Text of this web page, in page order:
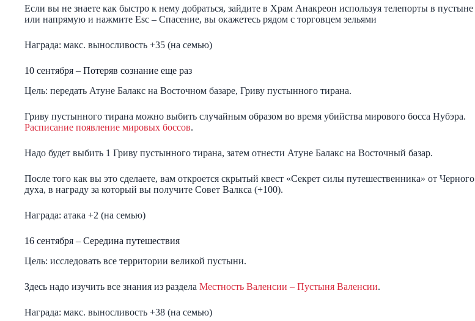
Если вы не знаете как быстро к нему добраться, зайдите в Храм Анакреон используя телепорты в пустыне
или напрямую и нажмите Esc – Спасение, вы окажетесь рядом с торговцем зельями
Награда: макс. выносливость +35 (на семью)
10 сентября – Потеряв сознание еще раз
Цель: передать Атуне Балакс на Восточном базаре, Гриву пустынного тирана.
Гриву пустынного тирана можно выбить случайным образом во время убийства мирового босса Нубэра.
Расписание появление мировых боссов.
Надо будет выбить 1 Гриву пустынного тирана, затем отнести Атуне Балакс на Восточный базар.
После того как вы это сделаете, вам откроется скрытый квест «Секрет силы путешественника» от Черного
духа, в награду за который вы получите Совет Валкса (+100).
Награда: атака +2 (на семью)
16 сентября – Середина путешествия
Цель: исследовать все территории великой пустыни.
Здесь надо изучить все знания из раздела Местность Валенсии – Пустыня Валенсии.
Награда: макс. выносливость +38 (на семью)